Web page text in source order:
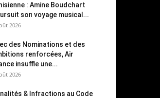
: Amine Boudchart
son voyage musical...
2026
des Nominations et des
renforcées, Air
insuffle une...
2026
& Infractions au Code